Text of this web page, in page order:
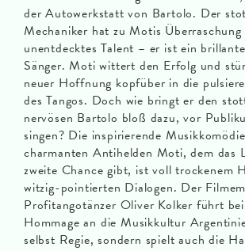
der Autowerkstatt von Bartolo. Der
Mechaniker hat zu Motis Überraschung
unentdecktes Talent – er ist ein
Sänger. Moti wittert den Erfolg und
neuer Hoffnung kopfüber in die
des Tangos. Doch wie bringt er den
nervösen Bartolo bloß dazu, vor
singen? Die inspirierende
charmanten Antihelden Moti, dem das
zweite Chance gibt, ist voll trockenem
witzig-pointierten Dialogen. Der
Profitangotänzer Oliver Kolker führt
Hommage an die Musikkultur
selbst Regie, sondern spielt auch die